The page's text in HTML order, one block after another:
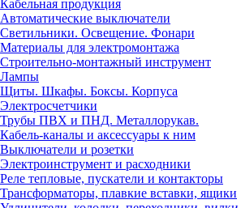
Кабельная продукция
Автоматические выключатели
Светильники. Освещение. Фонари
Материалы для электромонтажа
Строительно-монтажный инструмент
Лампы
Щиты. Шкафы. Боксы. Корпуса
Электросчетчики
Трубы ПВХ и ПНД. Металлорукав.
Кабель-каналы и аксессуары к ним
Выключатели и розетки
Электроинструмент и расходники
Реле тепловые, пускатели и контакторы
Трансформаторы, плавкие вставки, ящики